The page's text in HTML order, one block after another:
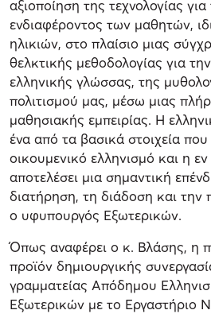
αξιοποίηση της τεχνολογίας
ενδιαφέροντος των μαθητών,
ηλικιών, στο πλαίσιο μιας
θελκτικής μεθοδολογίας για
ελληνικής γλώσσας, της
πολιτισμού μας, μέσω μιας
μαθησιακής εμπειρίας. Η
ένα από τα βασικά στοιχεία
οικουμενικό ελληνισμό και η
αποτελέσει μια σημαντική
διατήρηση, τη διάδοση και την
ο υφυπουργός Εξωτερικών.
Όπως αναφέρει ο κ. Βλάσης, η
προϊόν δημιουργικής
γραμματείας Απόδημου
Εξωτερικών με το Εργαστήριο